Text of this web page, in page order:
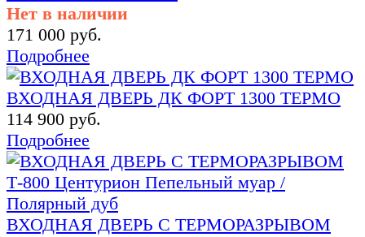
Нет в наличии
171 000 руб.
Подробнее
ВХОДНАЯ ДВЕРЬ ДК ФОРТ 1300 ТЕРМО
114 900 руб.
Подробнее
ВХОДНАЯ ДВЕРЬ С ТЕРМОРАЗРЫВОМ